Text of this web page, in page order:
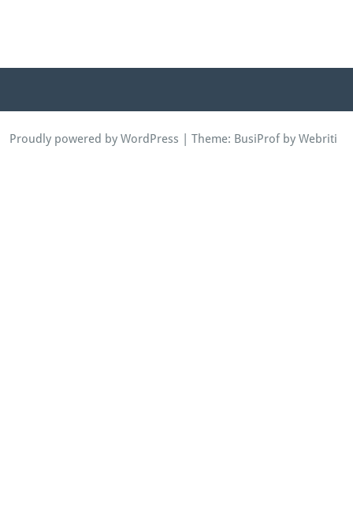
Proudly powered by WordPress | Theme: BusiProfby Webriti